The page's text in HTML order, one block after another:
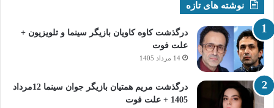
نوشته های تازه
درگذشت کاوه کاویان بازیگر سینما و تلویزیون +
علت فوت
14 مرداد 1405
درگذشت مریم همتیان بازیگر جوان سینما 12مرداد
1405 + علت فوت